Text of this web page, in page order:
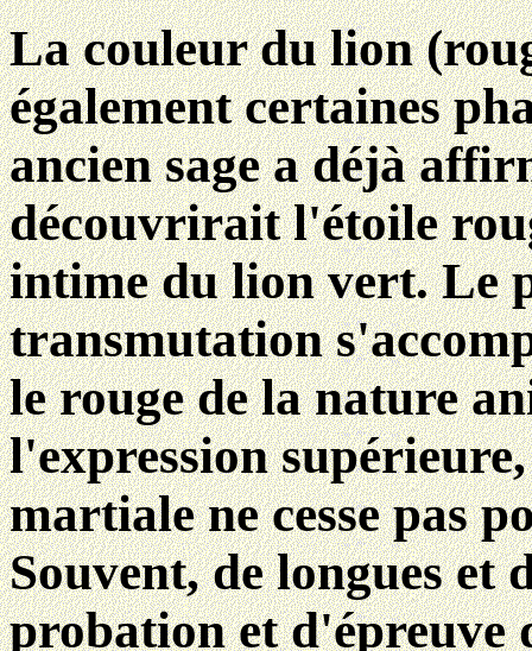
La couleur du lion
également certaines
ancien sage a déjà
découvrirait l'étoile
intime du lion vert. Le
transmutation
le rouge de la nature
l'expression
martiale ne cesse pas
Souvent, de longues et
probation et d'épreuve